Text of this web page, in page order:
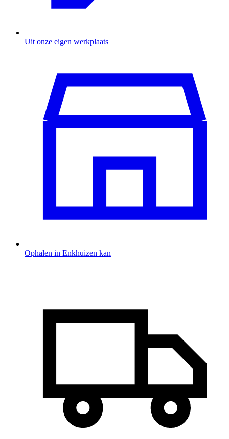
Uit onze eigen werkplaats
Ophalen in Enkhuizen kan